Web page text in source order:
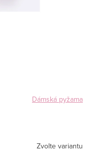
Dámská pyžama
Zvolte variantu